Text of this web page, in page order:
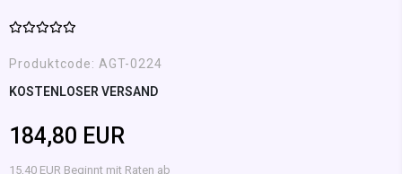
Produktcode: AGT-0224
KOSTENLOSER VERSAND
184,80 EUR
15,40 EUR Beginnt mit Raten ab